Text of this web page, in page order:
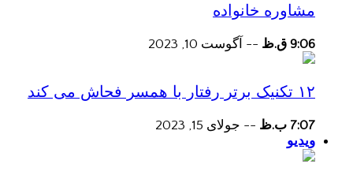
مشاوره خانواده
9:06 ق.ظ -- آگوست 10, 2023
۱۲ تکنیک برتر رفتار با همسر فحاش می کند
7:07 ب.ظ -- جولای 15, 2023
ویدیو